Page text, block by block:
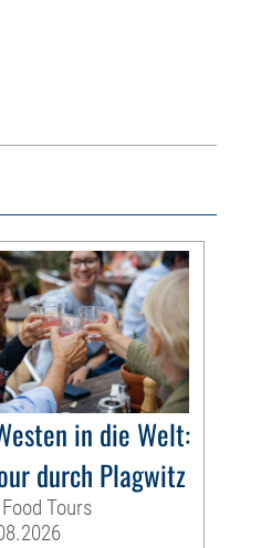
in die Welt:
durch Plagwitz
Tours